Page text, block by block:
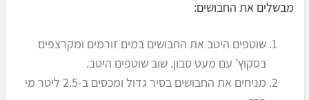
מבשלים את החבושים:
שוטפים היטב את החבושים במים זורמים ומקרצפים
בסקוץ’ עם מעט סבון. שוב שוטפים היטב.
מניחים את החבושים בסיר גדול ומכסים ב-2.5 ליטר מי